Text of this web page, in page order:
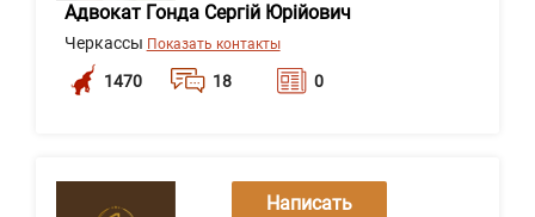
Адвокат Гонда Сергій Юрійович
Черкассы Показать контакты
1470 18 0
Написать